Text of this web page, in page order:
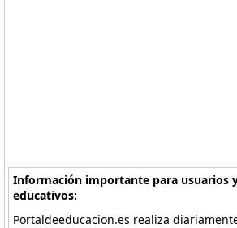
Información importante para usuarios
educativos:
Portaldeeducacion.es realiza